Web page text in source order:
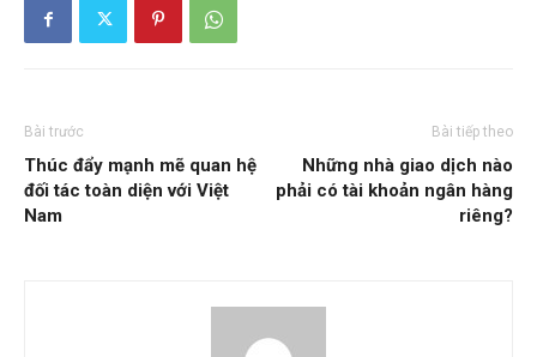
Bài trước
Thúc đẩy mạnh mẽ quan hệ
đối tác toàn diện với Việt
Nam
Bài tiếp theo
Những nhà giao dịch nào
phải có tài khoản ngân hàng
riêng?